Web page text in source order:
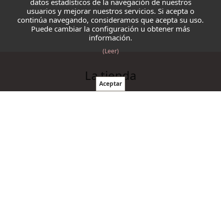
datos estadísticos de la navegación de nuestros
usuarios y mejorar nuestros servicios. Si acepta o
continúa navegando, consideramos que acepta su uso.
Puede cambiar la configuración u obtener más
información.
(Leer)
La tienda
Blazmo